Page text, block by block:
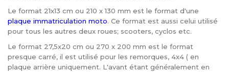
Le format 21x13 cm ou 210 x 130 mm est le format d'une
plaque immatriculation moto. Ce format est aussi celui utilisé
pour tous les autres deux roues; scooters, cyclos etc.
Le format 27,5x20 cm ou 270 x 200 mm est le format
presque carré, il est utilisé pour les remorques, 4x4 ( en
plaque arrière uniquement. L'avant étant généralement en